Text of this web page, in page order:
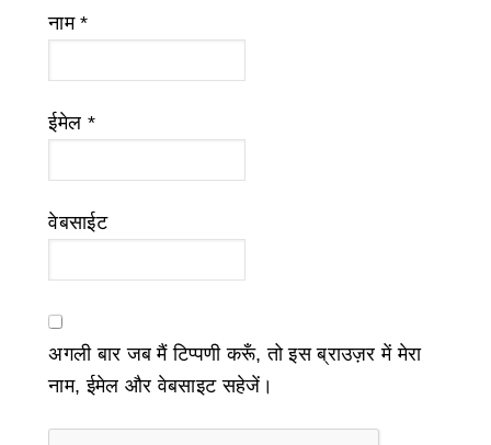
नाम*
ईमेल *
वेबसाईट
अगली बार जब मैं टिप्पणी करूँ, तो इस ब्राउज़र में मेरा
नाम, ईमेल और वेबसाइट सहेजें।